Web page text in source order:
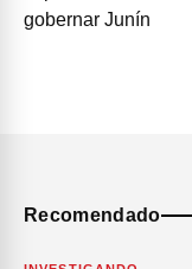
Recomendado